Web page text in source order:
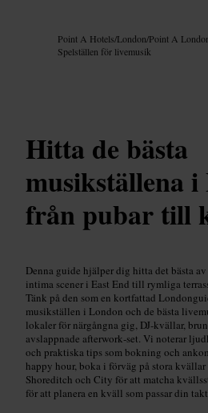
Point A Hotels/London/Point A
Spelställen för livemusik
Hitta de bästa
musikställena
från pubar till
Denna guide hjälper dig hitta det bästa
intima scener i East End till rymliga
Tänk på den som en kortfattad
musikställen i London och de bästa
lokaler för närgångna gig, DJ‑kvällar,
avslappnade afterwork‑set. Vi noterar
och praktiska tips som bokning och
happy hour, boka i förväg på stora
Shoreditch och City för att matcha
för att planera en kväll som passar din